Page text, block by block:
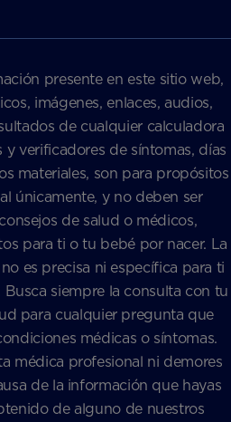
presente en este sitio web,
imágenes, enlaces, audios,
de cualquier calculadora
verificadores de síntomas, días
materiales, son para propósitos
únicamente, y no deben ser
de salud o médicos,
para ti o tu bebé por nacer. La
es precisa ni específica para ti
siempre la consulta con tu
para cualquier pregunta que
médicas o síntomas.
médica profesional ni demores
de la información que hayas
de alguno de nuestros